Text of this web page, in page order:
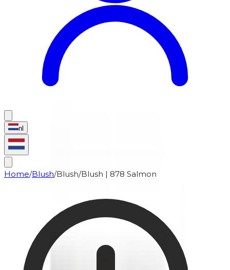
nl
Home/Blush/Blush/Blush | 878 Salmon